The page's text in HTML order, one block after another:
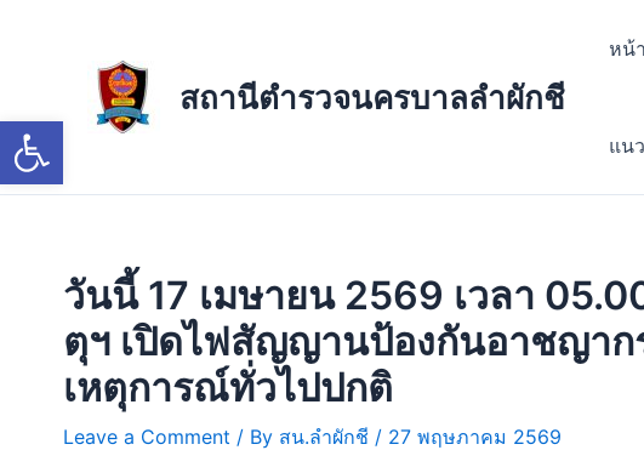
Open toolbar
สถานีตำรวจนครบาลลำผักชี
หน้
แน
วันนี้ 17 เมษายน 2569 เวลา
ตุฯ เปิดไฟสัญญานป้องกันอาชญาก
เหตุการณ์ทั่วไปปกติ
Leave a Comment / By สน.ลำผักชี / 27 พฤษภาคม 2569